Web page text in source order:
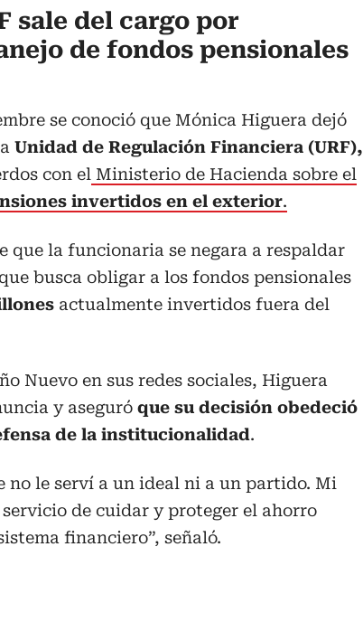
sale del cargo por
de fondos pensionales
se conoció que Mónica Higuera dejó
Unidad de Regulación Financiera (URF),
con el Ministerio de Hacienda sobre el
invertidos en el exterior.
que la funcionaria se negara a respaldar
busca obligar a los fondos pensionales
actualmente invertidos fuera del
Nuevo en sus redes sociales, Higuera
y aseguró que su decisión obedeció
de la institucionalidad.
no le serví a un ideal ni a un partido. Mi
de cuidar y proteger el ahorro
financiero”, señaló.